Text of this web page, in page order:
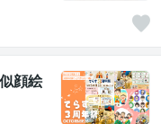
顔絵